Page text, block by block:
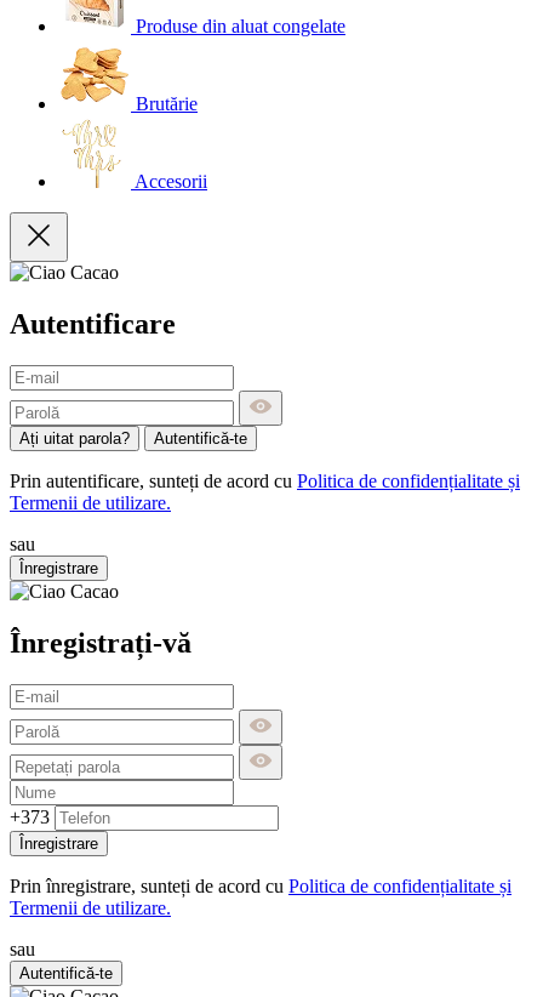
Produse din aluat congelate
Brutărie
Accesorii
Autentificare
Ați uitat parola? Autentifică-te
Prin autentificare, sunteți de acord cu Politica de confidențialitate și
Termenii de utilizare.
sau
Înregistrare
Înregistrați-vă
+373
Înregistrare
Prin înregistrare, sunteți de acord cu Politica de confidențialitate și
Termenii de utilizare.
sau
Autentifică-te